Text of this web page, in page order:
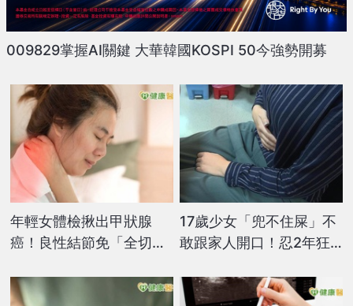
009829掌握AI關鍵 大華韓國KOSPI 50今強勢開募
年輕女體檢揪出甲狀腺
癌！良性結節免「全切」
17歲少女「兜不住屎」不
敢跟家人開口！忍2年狂
看傻了